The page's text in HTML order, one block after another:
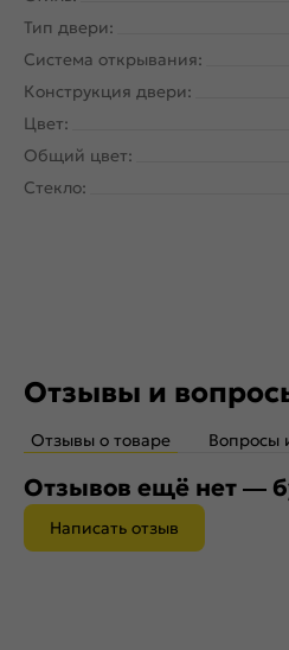
Тип двери:
Система открывания:
Конструкция двери:
Цвет:
Общий цвет:
Стекло:
Отзывы и
Отзывы о товаре Вопросы
Отзывов ещё нет —
Написать отзыв